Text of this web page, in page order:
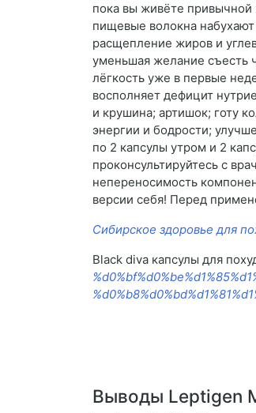
пока вы живёте привычной
пищевые волокна
расщепление жиров и
уменьшая желание съесть
лёгкость уже в первые
восполняет дефицит
и крушина; артишок; готу
энергии и бодрости;
по 2 капсулы утром и 2
проконсультируйтесь с
непереносимость
версии себя! Перед
Сибирское здоровье для
Black diva капсулы для
Выводы Leptigen